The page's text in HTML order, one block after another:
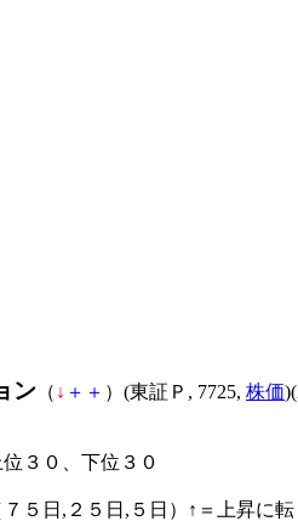
ン （ ↓ ＋ ＋ ）(東証Ｐ, 7725, 株価
３０、下位３０
５日,２５日,５日）↑＝上昇に転